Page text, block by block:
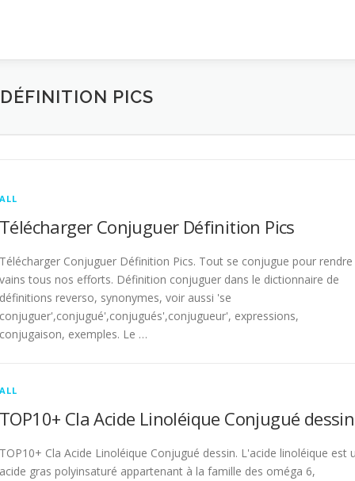
PICS
ALL
Télécharger Conjuguer Définition Pics
Télécharger Conjuguer Définition Pics. Tout se conjugue pour rendre
vains tous nos efforts. Définition conjuguer dans le dictionnaire de
définitions reverso, synonymes, voir aussi 'se
conjuguer',conjugué',conjugués',conjugueur', expressions,
conjugaison, exemples. Le …
ALL
TOP10+ Cla Acide Linoléique Conjugué dessin
TOP10+ Cla Acide Linoléique Conjugué dessin. L'acide linoléique est
acide gras polyinsaturé appartenant à la famille des oméga 6,